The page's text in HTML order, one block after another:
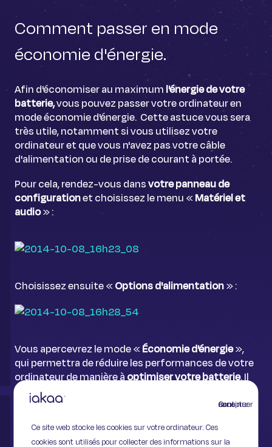
Continuer sans accepter
Ce site web stocke les cookies sur votre ordinateur. Ces
cookies sont utilisés pour collecter des informations sur la
Comment passer en mode
économie d'énergie.
Afin d'économiser au maximum l'énergie de votre
batterie,vous pouvez passer votre ordinateur en
mode économie d'énergie. Cette astuce vous sera
très utile, notamment si vous utilisez votre
ordinateur et que vous n'avez pas votre câble
d'alimentation ou de prise de courant à portée.
Pour cela, rendez-vous dansvotre panneau de
configurationet choisissez le menu «Matériel et
audio» :
Choisissez ensuite «Options d'alimentation» :
Vous apercevrez le mode «Économie d'énergie»,
qui permettra de réduire les performances de votre
ordinateur de manière à optimiser votre batterie. Il
vous suffit de le cocher pour l'activer.
paramètres du mode» :